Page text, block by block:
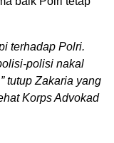
terhadap Polri.
polisi nakal
tutup Zakaria yang
Korps Advokad